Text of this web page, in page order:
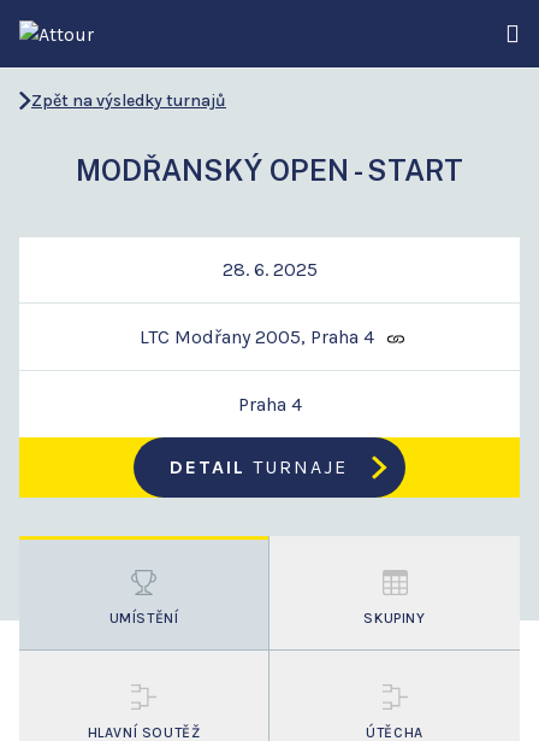
Zpět na výsledky turnajů
MODŘANSKÝ OPEN - START
28. 6. 2025
LTC Modřany 2005, Praha 4
Praha 4
DETAIL TURNAJE
UMÍSTĚNÍ SKUPINY
HLAVNÍ SOUTĚŽ ÚTĚCHA